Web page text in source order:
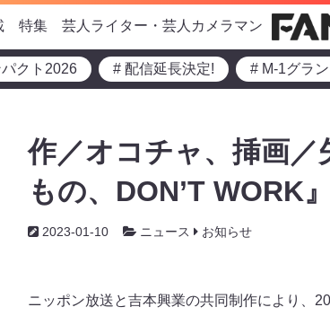
特集 芸人ライター・芸人カメラマン
クト2026 # 配信延長決定! # M-1グラン
作／オコチャ、挿画／
もの、DON’T WORK
2023-01-10 ニュース お知らせ
ニッポン放送と吉本興業の共同制作により、